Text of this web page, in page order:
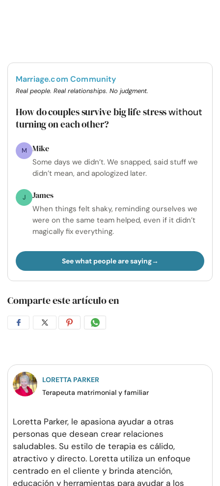
Marriage.com Community
Real people. Real relationships. No judgment.
How do couples survive big life stresswithout
turning on each other?
M Mike
Some days we didn’t. We snapped, said stuff we
didn’t mean, and apologized later.
J James
When things felt shaky, reminding ourselves we
were on the same team helped, even if it didn’t
magically fix everything.
See what people are saying
Comparte este artículo en
CompartirCompartirCompartirCompartir
LORETTA PARKER
Terapeuta matrimonial y familiar
Loretta Parker, le apasiona ayudar a otras
personas que desean crear relaciones
saludables. Su estilo de terapia es cálido,
atractivo y directo. Loretta utiliza un enfoque
centrado en el cliente y brinda atención,
educación y herramientas para ayudar a los